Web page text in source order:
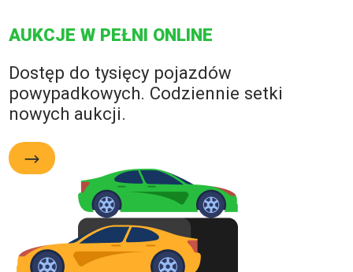
AUKCJE W PEŁNI ONLINE
Dostęp do tysięcy pojazdów
powypadkowych. Codziennie setki
nowych aukcji.